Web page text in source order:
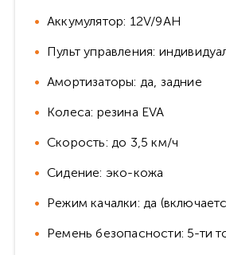
Аккумулятор: 12V/9AH
Пульт управления:
Амортизаторы: да, задние
Колеса: резина EVA
Скорость: до 3,5 км/ч
Сидение: эко-кожа
Режим качалки: да
Ремень безопасности: 5-ти